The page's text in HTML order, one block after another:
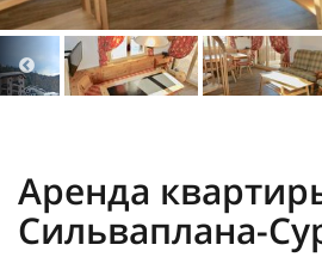
Аренда
Сильваплана-